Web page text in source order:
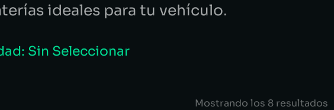
ideales para tu vehículo.
Sin Seleccionar
Mostrando los 8 resultados